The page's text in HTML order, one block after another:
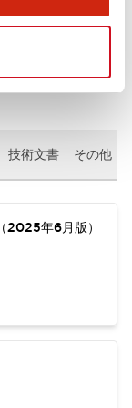
技術文書 その他
年6月版）